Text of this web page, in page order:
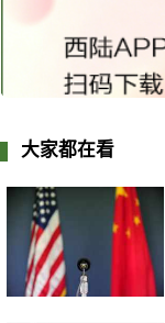
大家都在看